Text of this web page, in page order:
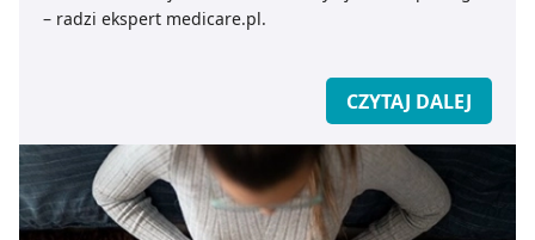
– radzi ekspert medicare.pl.
CZYTAJ DALEJ